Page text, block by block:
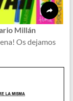
Millán
Os dejamos